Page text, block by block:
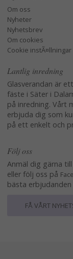
Om oss
Nyheter
Nyhetsbrev
Om cookies
Cookie instÃ¤llningar
Lantlig inredning
Glasverandan är
fäste i Säter i
på inredning. Vårt
erbjuda dig som
på ett enkelt och
Följ oss
Anmäl dig gärna
eller följ oss på
bästa
FÅ VÅRT